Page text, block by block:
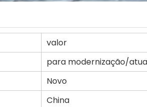
valor
para modernização/
Novo
China